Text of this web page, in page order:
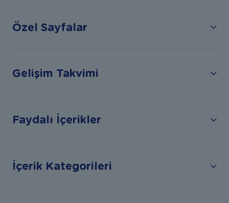
Özel Sayfalar
Gelişim Takvimi
Faydalı İçerikler
İçerik Kategorileri